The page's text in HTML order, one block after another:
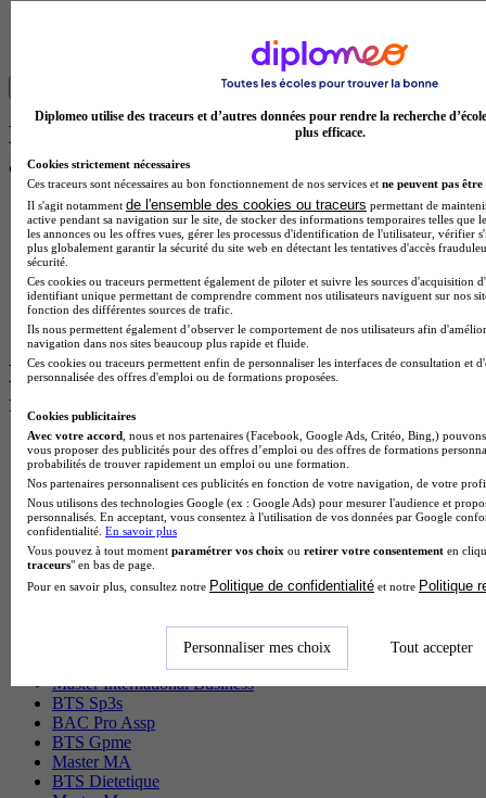
cours et faire mes révisions,…
Découvre les métiers auxquels tu auras
accès
Devenir secrétaire médicale
Devenir secrétaire administrative
Devenir réceptionniste
Devenir secrétaire dentaire
Devenir adjoint administratif
Devenir adjoint administratif territorial
Devenir adjoint administratif d'état
Les intitulés de diplôme les plus
recherchés
Master Marketing Digital
BTS Ndrc
BTS Mco
Master Data science
Master Meef
MBA International Business
BTS Sam
BTS Sio
Licence Science de l education
Master International Business
BTS Sp3s
BAC Pro Assp
BTS Gpme
Master MA
BTS Dietetique
Diplomeo utilise des traceurs et d’autres données pour rendre la recherche
plus efficace.
Cookies strictement nécessaires
Ces traceurs sont nécessaires au bon fonctionnement de nos services et ne peuvent pas être
Il s'agit notamment de l'ensemble des cookies ou traceurs permettant de
active pendant sa navigation sur le site, de stocker des informations temporaires telles que
les annonces ou les offres vues, gérer les processus d'identification de l'utilisateur, vérifier
plus globalement garantir la sécurité du site web en détectant les tentatives d'accès
sécurité.
Ces cookies ou traceurs permettent également de piloter et suivre les sources d'acquisition
identifiant unique permettant de comprendre comment nos utilisateurs naviguent sur nos
fonction des différentes sources de trafic.
Ils nous permettent également d’observer le comportement de nos utilisateurs afin
navigation dans nos sites beaucoup plus rapide et fluide.
Ces cookies ou traceurs permettent enfin de personnaliser les interfaces de consultation et
personnalisée des offres d'emploi ou de formations proposées.
Cookies publicitaires
Avec votre accord , nous et nos partenaires (Facebook, Google Ads, Critéo, Bing,)
vous proposer des publicités pour des offres d’emploi ou des offres de formations
probabilités de trouver rapidement un emploi ou une formation.
Nos partenaires personnalisent ces publicités en fonction de votre navigation, de votre
Nous utilisons des technologies Google (ex : Google Ads) pour mesurer l'audience et
personnalisés. En acceptant, vous consentez à l'utilisation de vos données par Google
confidentialité. En savoir plus
Vous pouvez à tout moment paramétrer vos choix ou retirer votre consentement en
traceurs" en bas de page.
Pour en savoir plus, consultez notre Politique de confidentialité et notre Politique
Personnaliser mes choix Tout accepter